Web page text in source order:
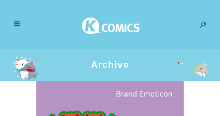
Archive